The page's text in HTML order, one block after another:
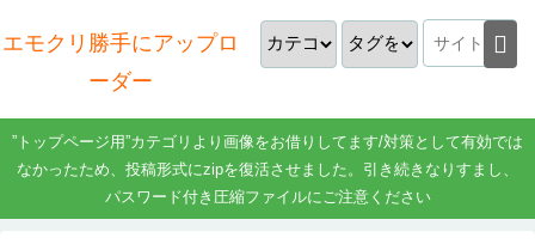
エモクリ勝手にアップロ
ーダー
”トップページ用”カテゴリより画像をお借りしてます/対策として有効では
なかったため、投稿形式にzipを復活させました。引き続きなりすまし、
パスワード付き圧縮ファイルにご注意ください